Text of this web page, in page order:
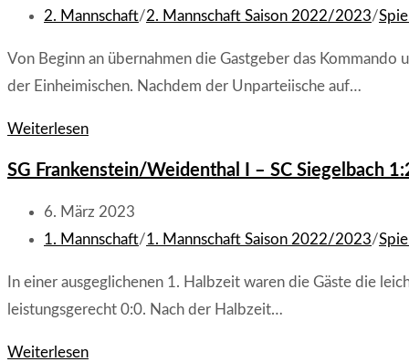
SG
I
2:4
veröffentlicht:
Beitrags-
2. Mannschaft/2. Mannschaft Saison 2022/2023/
Von Beginn an übernahmen die Gastgeber das
der Einheimischen. Nachdem der Unparteiische auf…
WeiterlesenTuS
II
–
SG
II
SG Frankenstein/Weidenthal I – SC Siegelbach
Beitrag
veröffentlicht:
6. März 2023
Beitrags-
1. Mannschaft/1. Mannschaft Saison 2022/2023/
In einer ausgeglichenen 1. Halbzeit waren die Gäste die
leistungsgerecht 0:0. Nach der Halbzeit…
WeiterlesenSG